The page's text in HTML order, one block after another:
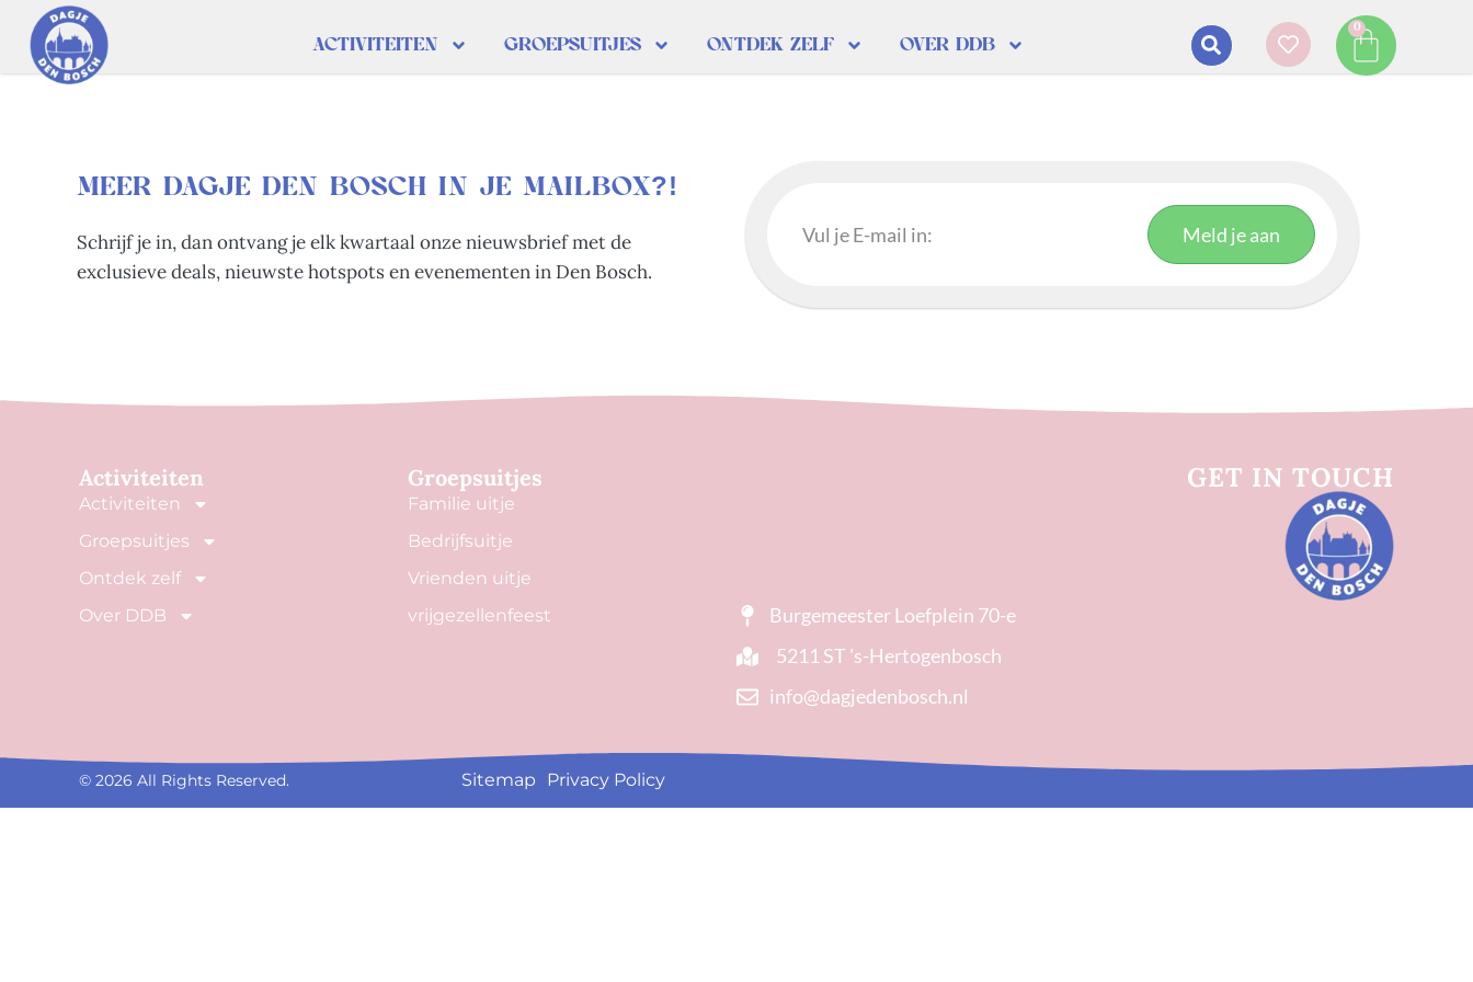
ACTIVITEITEN GROEPSUITJES ONTDEK ZELF OVER DDB
0
MEER DAGJE DEN BOSCH IN JE MAILBOX?!
Schrijf je in, dan ontvang je elk kwartaal onze nieuwsbrief met de
exclusieve deals, nieuwste hotspots en evenementen in Den Bosch.
Meld je aan
Activiteiten
Activiteiten
Groepsuitjes
Ontdek zelf
Over DDB
Groepsuitjes
Familie uitje
Bedrijfsuitje
Vrienden uitje
vrijgezellenfeest
GET IN TOUCH
Burgemeester Loefplein 70-e
5211 ST 's-Hertogenbosch
info@dagjedenbosch.nl
© 2026 All Rights Reserved. Sitemap Privacy Policy